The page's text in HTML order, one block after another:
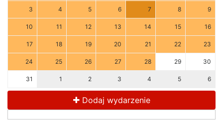
3 4 5 6 7 8 9
10 11 12 13 14 15 16
17 18 19 20 21 22 23
24 25 26 27 28 29 30
31 1 2 3 4 5 6
Dodaj wydarzenie